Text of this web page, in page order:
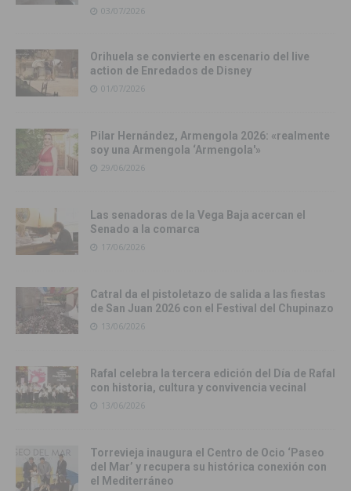
03/07/2026
Orihuela se convierte en escenario del live
action de Enredados de Disney
01/07/2026
Pilar Hernández, Armengola 2026: «realmente
soy una Armengola ‘Armengola'»
29/06/2026
Las senadoras de la Vega Baja acercan el
Senado a la comarca
17/06/2026
Catral da el pistoletazo de salida a las fiestas
de San Juan 2026 con el Festival del Chupinazo
13/06/2026
Rafal celebra la tercera edición del Día de Rafal
con historia, cultura y convivencia vecinal
13/06/2026
Torrevieja inaugura el Centro de Ocio ‘Paseo
del Mar’ y recupera su histórica conexión con
el Mediterráneo